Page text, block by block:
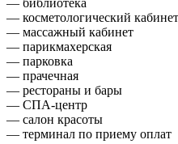
— библиотека
— косметологический кабинет
— массажный кабинет
— парикмахерская
— парковка
— прачечная
— рестораны и бары
— СПА-центр
— салон красоты
— терминал по приему оплат